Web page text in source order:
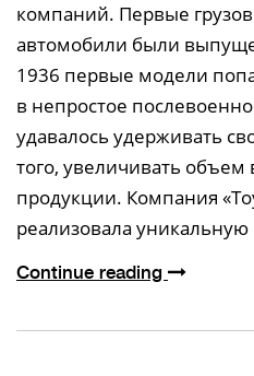
компаний. Первые
автомобили были
1936 первые модели
в непростое
удавалось удерживать
того, увеличивать
продукции. Компания
реализовала
Continue reading